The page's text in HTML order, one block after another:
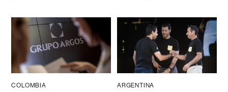
COLOMBIA ARGENTINA